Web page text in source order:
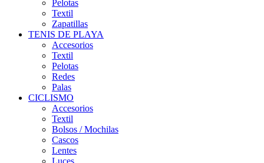
Pelotas
Textil
Zapatillas
TENIS DE PLAYA
Accesorios
Textil
Pelotas
Redes
Palas
CICLISMO
Accesorios
Textil
Bolsos / Mochilas
Cascos
Lentes